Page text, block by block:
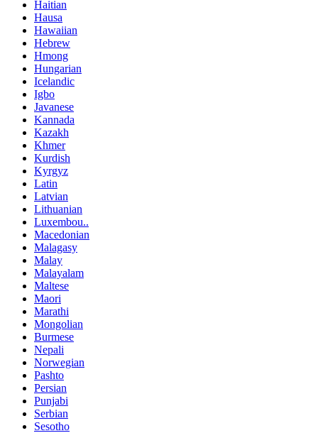
Haitian
Hausa
Hawaiian
Hebrew
Hmong
Hungarian
Icelandic
Igbo
Javanese
Kannada
Kazakh
Khmer
Kurdish
Kyrgyz
Latin
Latvian
Lithuanian
Luxembou..
Macedonian
Malagasy
Malay
Malayalam
Maltese
Maori
Marathi
Mongolian
Burmese
Nepali
Norwegian
Pashto
Persian
Punjabi
Serbian
Sesotho